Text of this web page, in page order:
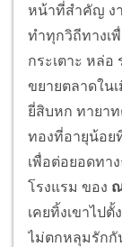
หน้าที่สำคัญ ง
ทำทุกวิถีทางเ
กระเตาะ หล่อ
ขยายตลาดใน
ยี่สิบหก ทายา
ทองที่อายุน้อย
เพื่อต่อยอดทา
โรงแรม ของ
เคยทิ้งเขาไปตั้
ไม่ตกหลุมรักกั